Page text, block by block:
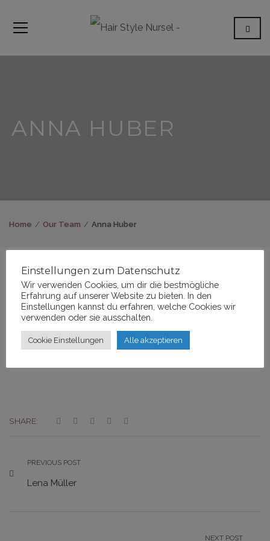
ANNA HUBER
Home Our Team Anna Huber
ANNA HUBER
29. APRIL 2016
SHARE:
PREVIOUS POST
Lena Müller
NEXT POST
Einstellungen zum Datenschutz
Wir verwenden Cookies, um dir die bestmögliche
Erfahrung auf unserer Website zu bieten. In den
Einstellungen kannst du erfahren, welche Cookies wir
verwenden oder sie ausschalten.
Cookie Einstellungen Alle akzeptieren